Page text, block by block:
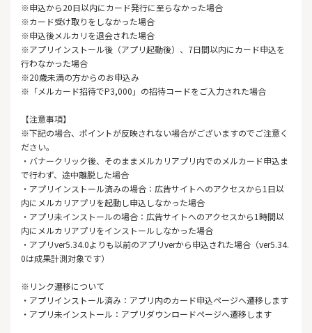
※申込から20日以内にカード発行に至らなかった場合
※カード受け取りをしなかった場合
※申込後メルカリを退会された場合
※アプリインストール後（アプリ起動後）、7日間以内にカード申込を
行わなかった場合
※20歳未満の方からのお申込み
※「メルカード招待でP3,000」の招待コードをご入力された場合
【注意事項】
※下記の場合、ポイントが反映されない場合がございますのでご注意く
ださい。
・バナークリック後、そのままメルカリアプリ内でのメルカード申込ま
で行わず、途中離脱した場合
・アプリインストール済みの場合：広告サイトへのアクセスから1日以
内にメルカリアプリを起動し申込しなかった場合
・アプリ未インストールの場合：広告サイトへのアクセスから1時間以
内にメルカリアプリをインストールしなかった場合
・アプリver5.34.0よりも以前のアプリverから申込された場合（ver5.34.
0は成果計測対象です）
※リンク遷移について
・アプリインストール済み：アプリ内のカード申込ページへ遷移します
・アプリ未インストール：アプリダウンロードページへ遷移します